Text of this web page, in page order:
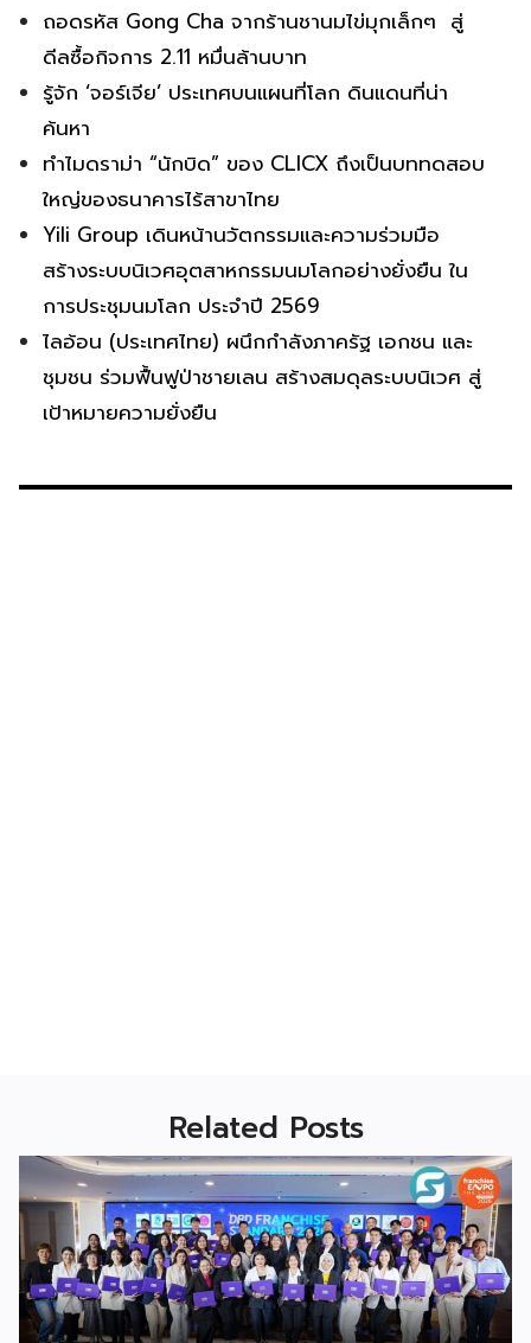
ถอดรหัส Gong Cha จากร้านชานมไข่มุกเล็กๆ สู่
ดีลซื้อกิจการ 2.11 หมื่นล้านบาท
รู้จัก ‘จอร์เจีย’ ประเทศบนแผนที่โลก ดินแดนที่น่า
ค้นหา
ทำไมดราม่า “นักบิด” ของ CLICX ถึงเป็นบททดสอบ
ใหญ่ของธนาคารไร้สาขาไทย
Yili Group เดินหน้านวัตกรรมและความร่วมมือ
สร้างระบบนิเวศอุตสาหกรรมนมโลกอย่างยั่งยืน ใน
การประชุมนมโลก ประจำปี 2569
ไลอ้อน (ประเทศไทย) ผนึกกำลังภาครัฐ เอกชน และ
ชุมชน ร่วมฟื้นฟูป่าชายเลน สร้างสมดุลระบบนิเวศ สู่
เป้าหมายความยั่งยืน
Related Posts